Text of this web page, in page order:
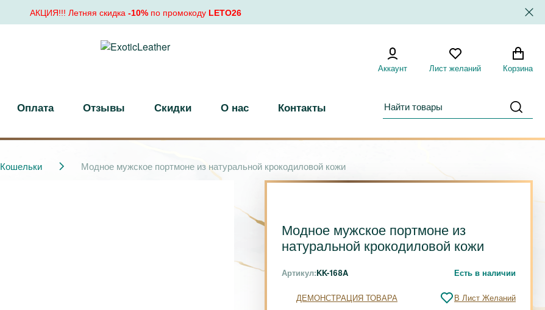
АКЦИЯ!!! Летняя скидка -10%по промокоду LETO26
Аккаунт Лист желаний Корзина
Оплата Отзывы Скидки О нас Контакты
Кошельки Модное мужское портмоне из натуральной крокодиловой кожи
Модное мужское портмоне из
натуральной крокодиловой кожи
Артикул:KK-168A Есть в наличии
ДЕМОНСТРАЦИЯ ТОВАРА В Лист Желаний